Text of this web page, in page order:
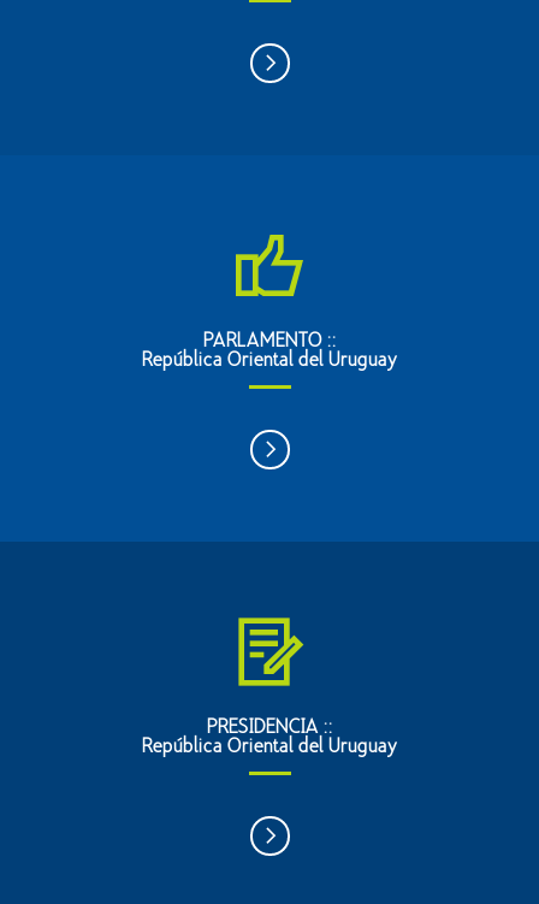
PARLAMENTO ::
República Oriental del Uruguay
PRESIDENCIA ::
República Oriental del Uruguay